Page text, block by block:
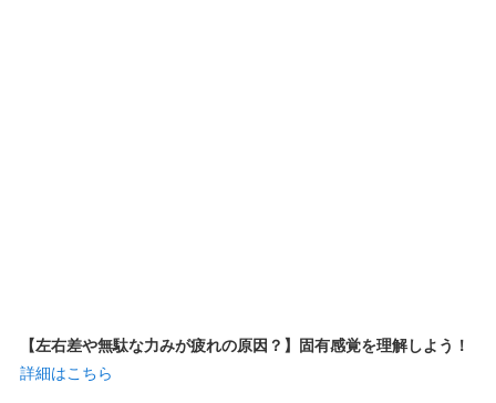
【左右差や無駄な力みが疲れの原因？】固有感覚を理解しよう！
詳細はこちら